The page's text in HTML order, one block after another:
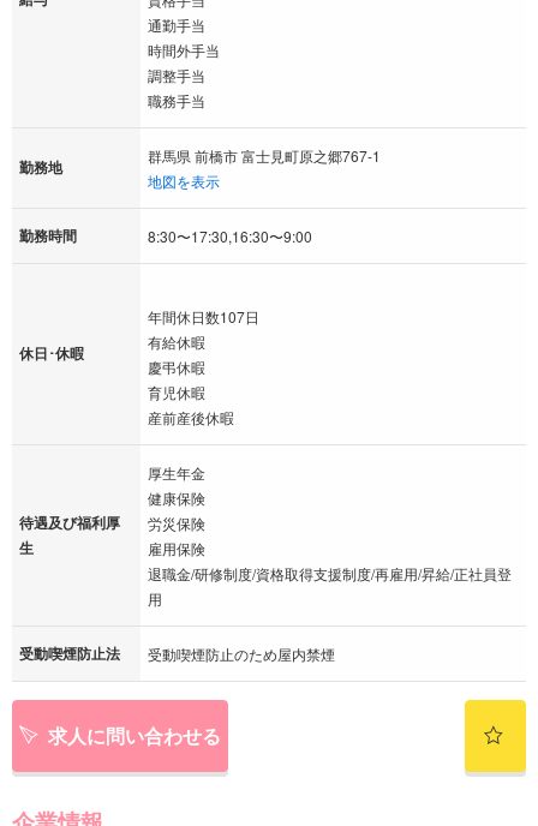
通勤手当
時間外手当
調整手当
職務手当
勤務地
群馬県 前橋市 富士見町原之郷767-1
地図を表示
勤務時間 8:30〜17:30,16:30〜9:00
休日･休暇
年間休日数107日
有給休暇
慶弔休暇
育児休暇
産前産後休暇
待遇及び福利厚
生
厚生年金
健康保険
労災保険
雇用保険
退職金/研修制度/資格取得支援制度/再雇用/昇給/正社員登
用
受動喫煙防止法 受動喫煙防止のため屋内禁煙
求人に問い合わせる